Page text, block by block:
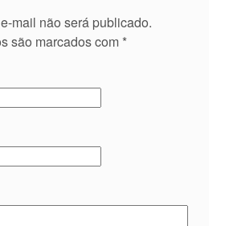
mail não será publicado.
são marcados com *